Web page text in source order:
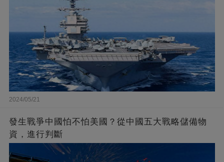
2024/05/21
發生戰爭中國怕不怕美國？從中國五大戰略儲備物
資，進行判斷